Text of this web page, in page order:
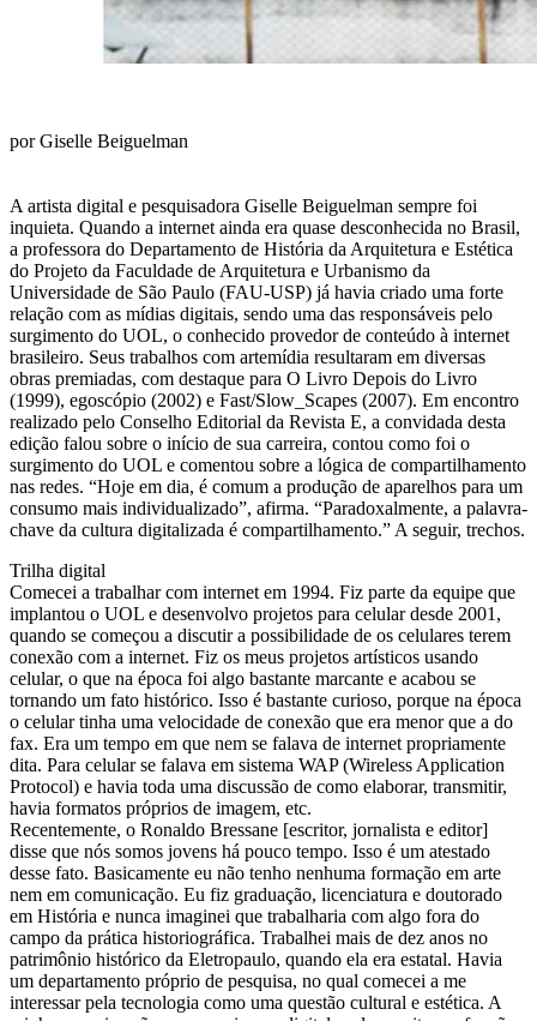
por Giselle Beiguelman
A artista digital e pesquisadora Giselle Beiguelman sempre foi
inquieta. Quando a internet ainda era quase desconhecida no Brasil,
a professora do Departamento de História da Arquitetura e Estética
do Projeto da Faculdade de Arquitetura e Urbanismo da
Universidade de São Paulo (FAU-USP) já havia criado uma forte
relação com as mídias digitais, sendo uma das responsáveis pelo
surgimento do UOL, o conhecido provedor de conteúdo à internet
brasileiro. Seus trabalhos com artemídia resultaram em diversas
obras premiadas, com destaque para O Livro Depois do Livro
(1999), egoscópio (2002) e Fast/Slow_Scapes (2007). Em encontro
realizado pelo Conselho Editorial da Revista E, a convidada desta
edição falou sobre o início de sua carreira, contou como foi o
surgimento do UOL e comentou sobre a lógica de compartilhamento
nas redes. “Hoje em dia, é comum a produção de aparelhos para um
consumo mais individualizado”, afirma. “Paradoxalmente, a palavra-
chave da cultura digitalizada é compartilhamento.” A seguir, trechos.
Trilha digital
Comecei a trabalhar com internet em 1994. Fiz parte da equipe que
implantou o UOL e desenvolvo projetos para celular desde 2001,
quando se começou a discutir a possibilidade de os celulares terem
conexão com a internet. Fiz os meus projetos artísticos usando
celular, o que na época foi algo bastante marcante e acabou se
tornando um fato histórico. Isso é bastante curioso, porque na época
o celular tinha uma velocidade de conexão que era menor que a do
fax. Era um tempo em que nem se falava de internet propriamente
dita. Para celular se falava em sistema WAP (Wireless Application
Protocol) e havia toda uma discussão de como elaborar, transmitir,
havia formatos próprios de imagem, etc.
Recentemente, o Ronaldo Bressane [escritor, jornalista e editor]
disse que nós somos jovens há pouco tempo. Isso é um atestado
desse fato. Basicamente eu não tenho nenhuma formação em arte
nem em comunicação. Eu fiz graduação, licenciatura e doutorado
em História e nunca imaginei que trabalharia com algo fora do
campo da prática historiográfica. Trabalhei mais de dez anos no
patrimônio histórico da Eletropaulo, quando ela era estatal. Havia
um departamento próprio de pesquisa, no qual comecei a me
interessar pela tecnologia como uma questão cultural e estética. A